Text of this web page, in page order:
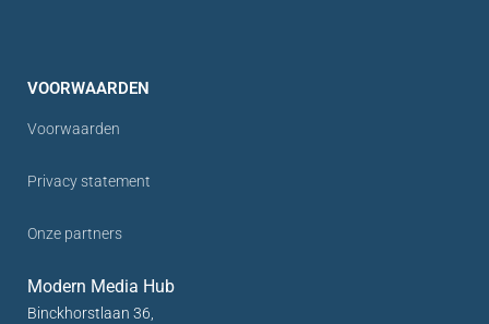
VOORWAARDEN
Voorwaarden
Privacy statement
Onze partners
Modern Media Hub
Binckhorstlaan 36,